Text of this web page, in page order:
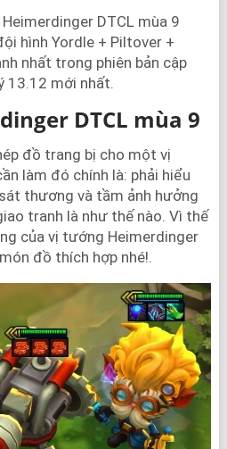
DTCL mùa 9
hình Yordle + Piltover +
nhất trong phiên bản cập
13.12 mới nhất.
DTCL mùa 9
đồ trang bị cho một vị
làm đó chính là: phải hiểu
thương và tầm ảnh hưởng
tranh là như thế nào. Vì thế
của vị tướng Heimerdinger
đồ thích hợp nhé!.